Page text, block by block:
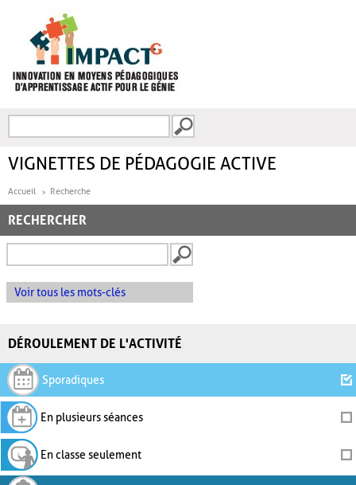
FORMULAIRE DE
VIGNETTES DE PÉDAGOGIE ACTIVE
Accueil Recherche
RECHERCHER
Voir tous les mots-clés
DÉROULEMENT DE L'ACTIVITÉ
Sporadiques
En plusieurs séances
En classe seulement